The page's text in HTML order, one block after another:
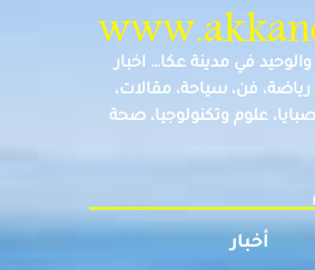
في مدينة عكا… اخبار
رياضة، فن، سياحة، مقالات،
علوم وتكنولوجيا، صحة
أخبار